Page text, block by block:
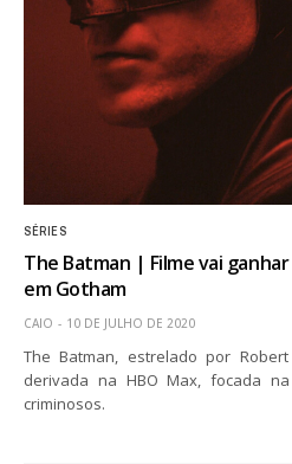
SÉRIES
The Batman | Filme vai
em Gotham
CAIO 10 DE JULHO DE 2020
The Batman, estrelado por
derivada na HBO Max, focada
criminosos.